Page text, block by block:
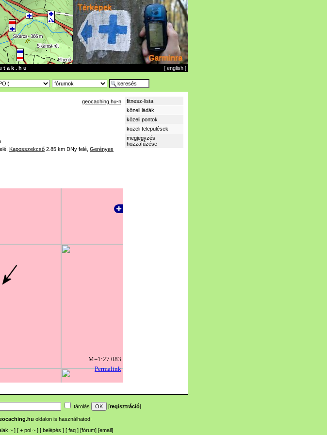
t a k . h u [ english ]
geocaching.hu-n
Kaposszekcső 2.85 km DNy felé Gerényes
fitnesz-lista
közeli ládák
közeli pontok
közeli települések
megjegyzés
hozzáfűzése
tárolás [regisztráció]
oldalon is használhatod!
~ ] [ + poi ~ ] [ belépés ] [ faq ] [fórum] [email]